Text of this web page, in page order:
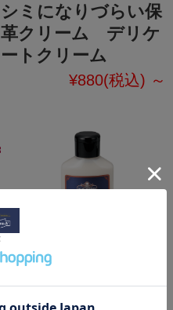
シミになりづらい保
革クリーム デリケ
ートクリーム
¥880(税込) ～
保革＆汚れ落としも